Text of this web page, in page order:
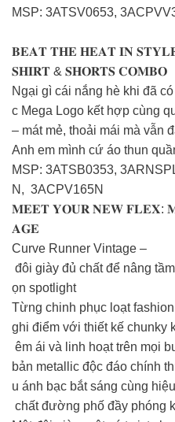
MSP: 3ATSV0653,
𝐁𝐄𝐀𝐓 𝐓𝐇𝐄 𝐇𝐄𝐀𝐓 𝐈𝐍
𝐒𝐇𝐈𝐑𝐓 & 𝐒𝐇𝐎𝐑𝐓𝐒 𝐂𝐎𝐌𝐁𝐎
Ngại gì cái nắng hè khi đã
c Mega Logo kết hợp cùng
– mát mẻ, thoải mái mà vẫn
Anh em mình cứ áo thun
MSP: 3ATSB0353,
N, 3ACPV165N
𝐌𝐄𝐄𝐓 𝐘𝐎𝐔𝐑 𝐍𝐄𝐖 𝐅𝐋𝐄𝐗:
𝐀𝐆𝐄
Curve Runner Vintage –
đôi giày đủ chất để nâng
ọn spotlight
Từng chinh phục loạt
ghi điểm với thiết kế chunky
êm ái và linh hoạt trên mọi
bản metallic độc đáo chính
u ánh bạc bắt sáng cùng
chất đường phố đầy phóng